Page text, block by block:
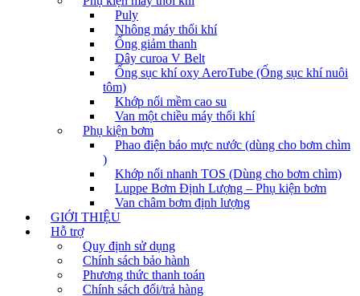
Puly
Nhông máy thổi khí
Ống giảm thanh
Dây curoa V Belt
Ống sục khí oxy AeroTube (Ống sục khí nuôi
tôm)
Khớp nối mềm cao su
Van một chiều máy thổi khí
Phụ kiện bơm
Phao điện báo mực nước (dùng cho bơm chìm
)
Khớp nối nhanh TOS (Dùng cho bơm chìm)
Luppe Bơm Định Lượng – Phụ kiện bơm
Van châm bơm định lượng
GIỚI THIỆU
Hỗ trợ
Quy định sử dụng
Chính sách bảo hành
Phương thức thanh toán
Chính sách đổi/trả hàng